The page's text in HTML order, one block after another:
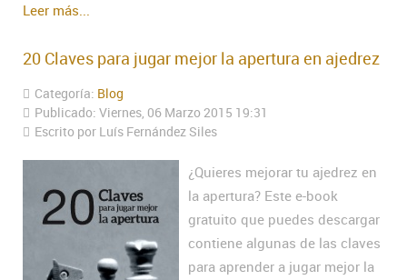
Leer más...
20 Claves para jugar mejor la apertura en ajedrez
Categoría: Blog
Publicado: Viernes, 06 Marzo 2015 19:31
Escrito por Luís Fernández Siles
¿Quieres mejorar tu ajedrez en
la apertura? Este e-book
gratuito que puedes descargar
contiene algunas de las claves
para aprender a jugar mejor la